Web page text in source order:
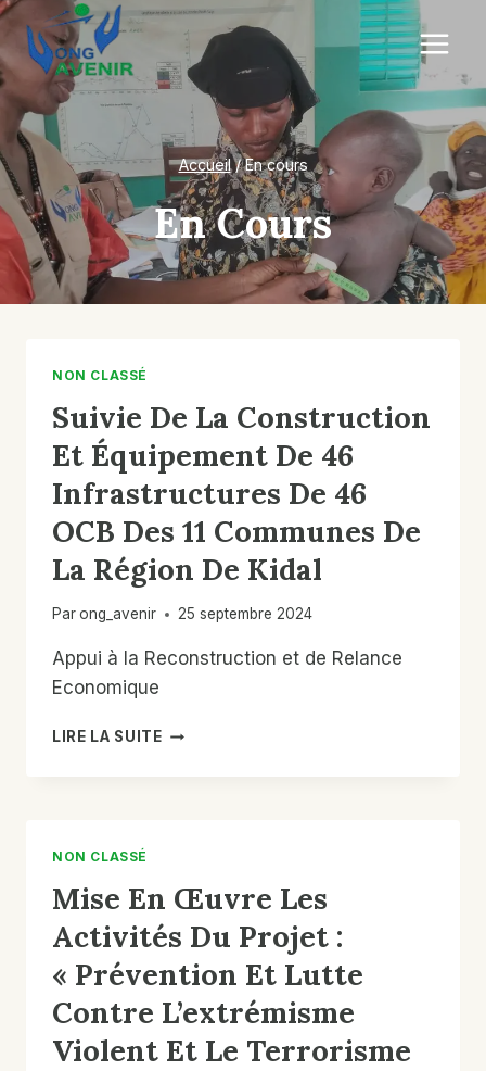
Aller
au
contenu
Accueil / En cours
En Cours
NON CLASSÉ
Suivie De La Construction
Et Équipement De 46
Infrastructures De 46
OCB Des 11 Communes De
La Région De Kidal
Parong_avenir 25 septembre 2024
Appui à la Reconstruction et de Relance
Economique
LIRE LA SUITESUIVIE
46
INFRASTRUCTURES
DE
OCB
DES
11
COMMUNES
NON CLASSÉ
Mise En Œuvre Les
Activités Du Projet :
« Prévention Et Lutte
Contre L’extrémisme
Violent Et Le Terrorisme